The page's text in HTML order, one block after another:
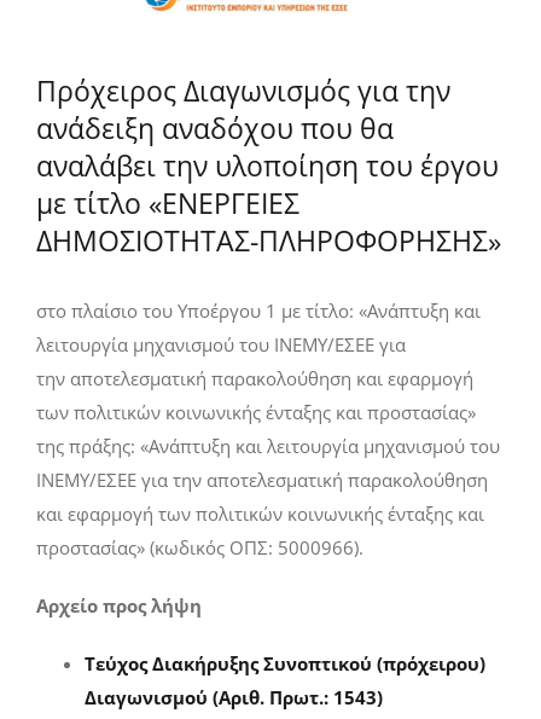
Πρόχειρος Διαγωνισμός για την
ανάδειξη αναδόχου που θα
αναλάβει την υλοποίηση του έργου
με τίτλο «ΕΝΕΡΓΕΙΕΣ
ΔΗΜΟΣΙΟΤΗΤΑΣ-ΠΛΗΡΟΦΟΡΗΣΗΣ»
στο πλαίσιο του Υποέργου 1 με τίτλο: «Ανάπτυξη και
λειτουργία μηχανισμού του ΙΝΕΜΥ/ΕΣΕΕ για
την αποτελεσματική παρακολούθηση και εφαρμογή
των πολιτικών κοινωνικής ένταξης και προστασίας»
της πράξης: «Ανάπτυξη και λειτουργία μηχανισμού του
ΙΝΕΜΥ/ΕΣΕΕ για την αποτελεσματική παρακολούθηση
και εφαρμογή των πολιτικών κοινωνικής ένταξης και
προστασίας» (κωδικός ΟΠΣ: 5000966).
Αρχείο προς λήψη
Τεύχος Διακήρυξης Συνοπτικού (πρόχειρου)
Διαγωνισμού (Αριθ. Πρωτ.: 1543)